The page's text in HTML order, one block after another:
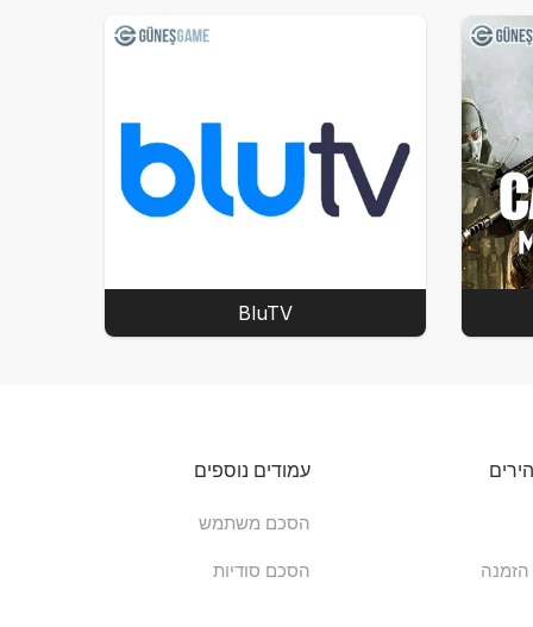
BluTV
עמודים נוספים
הסכם משתמש
הסכם סודיות